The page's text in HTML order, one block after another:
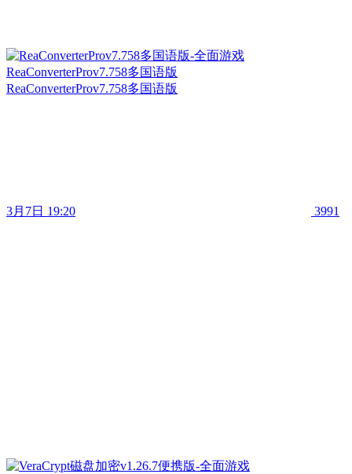
ReaConverterProv7.758多国语版
ReaConverterProv7.758多国语版
3月7日 19:20 3991